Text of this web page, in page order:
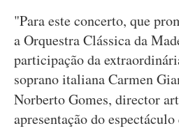
"Para este concerto, que
a Orquestra Clássica da
participação da
soprano italiana Carmen
Norberto Gomes, director
apresentação do